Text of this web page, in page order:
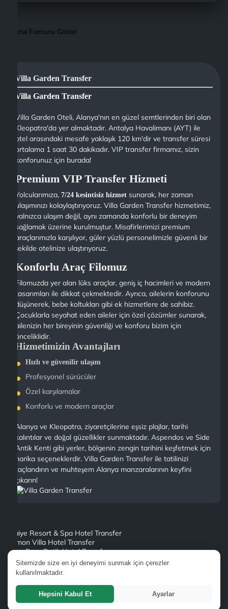
Sitemizde size en iyi deneyimi sunmak için çerezler
kullanılmaktadır.
Hepsini Kabul Et Ayarlar
Arama Formunu Göster
Villa Garden Transfer
Villa Garden Transfer
Villa Garden Oteli, Alanya'nın en güzel semtlerinden biri olan
Kleopatra'da yer almaktadır. Antalya Havalimanı (AYT) ile
otel arasındaki mesafe yaklaşık 120 km'dir ve transfer süresi
ortalama 1 saat 30 dakikadır. VIP transfer firmamız, sizin
konforunuz için burada!
Premium VIP Transfer Hizmeti
Yolcularımıza,7/24 kesintisiz hizmet sunarak, her zaman
ulaşımınızı kolaylaştırıyoruz. Villa Garden Transfer hizmetimiz,
yalnızca ulaşım değil, aynı zamanda konforlu bir deneyim
sağlamak üzerine kurulmuştur. Misafirlerimizi premium
araçlarımızla karşılıyor, güler yüzlü personelimizle güvenli bir
şekilde otelinize ulaştırıyoruz.
Konforlu Araç Filomuz
Filomuzda yer alan lüks araçlar, geniş iç hacimleri ve modern
tasarımları ile dikkat çekmektedir. Ayrıca, ailelerin konforunu
düşünerek, bebe koltukları gibi ek hizmetlere de sahibiz.
Çocuklarla seyahat eden aileler için özel çözümler sunarak,
ailenizin her bireyinin güvenliği ve konforu bizim için
önceliklidir.
Hizmetimizin Avantajları
Hızlı ve güvenilir ulaşım
Profesyonel sürücüler
Özel karşılamalar
Konforlu ve modern araçlar
Alanya ve Kleopatra, ziyaretçilerine eşsiz plajlar, tarihi
kalıntılar ve doğal güzellikler sunmaktadır. Aspendos ve Side
Antik Kenti gibi yerler, bölgenin zengin tarihini keşfetmek için
harika seçeneklerdir. Villa Garden Transfer ile tatilinizi
taçlandırın ve muhteşem Alanya manzaralarının keyfini
çıkarın!
Alaiye Resort & Spa Hotel Transfer
Lemon Villa Hotel Transfer
Bora Bora Butik Hotel Transfer
Pegasos Royal Hotel Alanya Transfer
Sultan Sipahi Resort Alanya Transfer
Galaxy Beach Hotel Transfer
Laguna Beach Alya Resort Spa Hotel Transfer